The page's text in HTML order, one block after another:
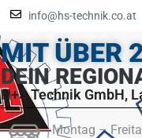
info@hs-technik.co.at
MIT ÜBER
DEIN
H+S Technik GmbH,
Montag –